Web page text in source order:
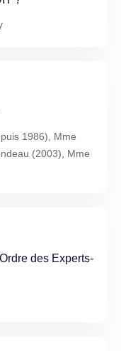
1986), Mme
(2003), Mme
des Experts-